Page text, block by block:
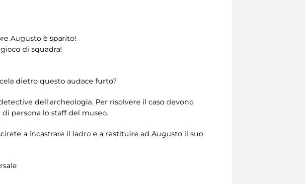
Augusto è sparito!
di squadra!
dietro questo audace furto?
dell'archeologia. Per risolvere il caso devono
persona lo staff del museo.
a incastrare il ladro e a restituire ad Augusto il suo